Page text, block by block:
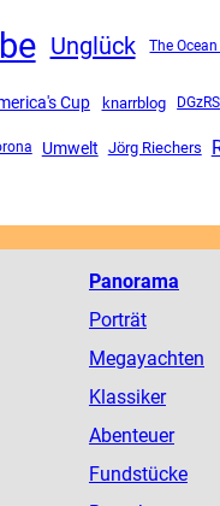
Unglück The Ocean
Cup knarrblog DGzRS
Umwelt Jörg Riechers
Panorama
Porträt
Megayachten
Klassiker
Abenteuer
Fundstücke